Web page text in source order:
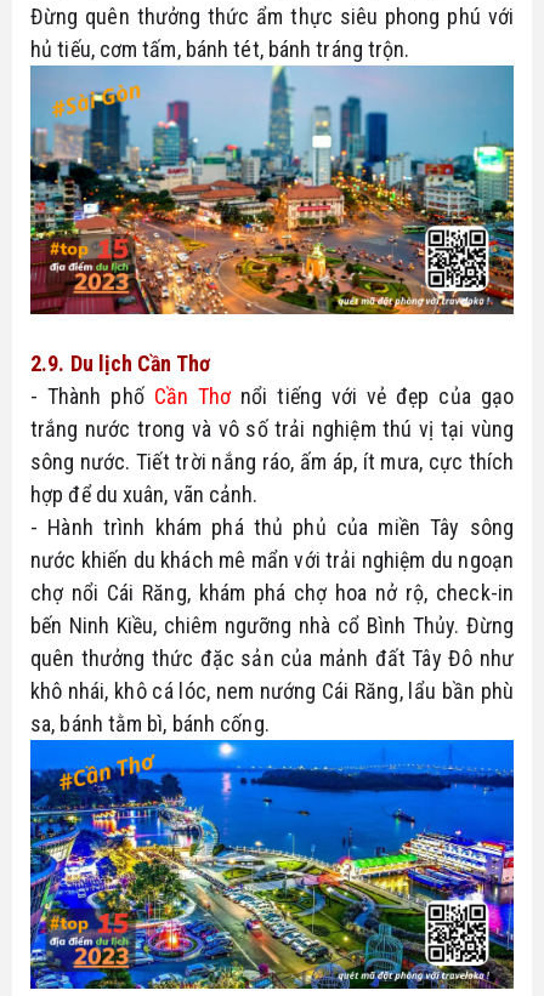
Đừng quên thưởng thức ẩm thực siêu phong phú với
hủ tiếu, cơm tấm, bánh tét, bánh tráng trộn.
2.9. Du lịch Cần Thơ
- Thành phố Cần Thơ nổi tiếng với vẻ đẹp của gạo
trắng nước trong và vô số trải nghiệm thú vị tại vùng
sông nước. Tiết trời nắng ráo, ấm áp, ít mưa, cực thích
hợp để du xuân, vãn cảnh.
- Hành trình khám phá thủ phủ của miền Tây sông
nước khiến du khách mê mẩn với trải nghiệm du ngoạn
chợ nổi Cái Răng, khám phá chợ hoa nở rộ, check-in
bến Ninh Kiều, chiêm ngưỡng nhà cổ Bình Thủy. Đừng
quên thưởng thức đặc sản của mảnh đất Tây Đô như
khô nhái, khô cá lóc, nem nướng Cái Răng, lẩu bần phù
sa, bánh tằm bì, bánh cống.